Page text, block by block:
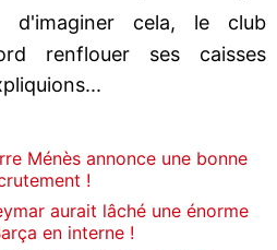
d'imaginer cela, le club
renflouer ses caisses
Ménès annonce une bonne
!
aurait lâché une énorme
en interne !